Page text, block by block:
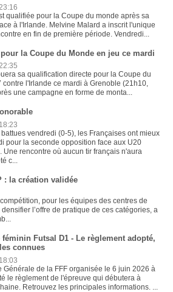
qualifiée pour la Coupe du monde après sa
à l'Irlande. Melvine Malard a inscrit l'unique
en fin de première période. Vendredi...
la Coupe du Monde en jeu ce mardi
sa qualification directe pour la Coupe du
contre l'Irlande ce mardi à Grenoble (21h10,
une campagne en forme de monta...
vendredi (0-5), les Françaises ont mieux
pour la seconde opposition face aux U20
Une rencontre où aucun tir français n'aura
c...
: la création validée
pour les équipes des centres de
l’offre de pratique de ces catégories, a
Futsal D1 - Le règlement adopté,
connues
Générale de la FFF organisée le 6 juin 2026 à
le règlement de l'épreuve qui débutera à
Retrouvez les principales informations. ...